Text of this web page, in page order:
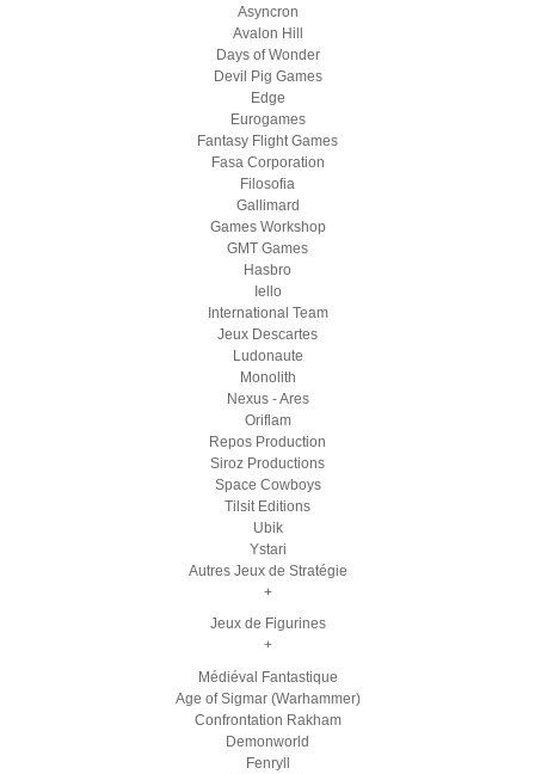
Asyncron
Avalon Hill
Days of Wonder
Devil Pig Games
Edge
Eurogames
Fantasy Flight Games
Fasa Corporation
Filosofia
Gallimard
Games Workshop
GMT Games
Hasbro
Iello
International Team
Jeux Descartes
Ludonaute
Monolith
Nexus - Ares
Oriflam
Repos Production
Siroz Productions
Space Cowboys
Tilsit Editions
Ubik
Ystari
Autres Jeux de Stratégie
+
Jeux de Figurines
+
Médiéval Fantastique
Age of Sigmar (Warhammer)
Confrontation Rakham
Demonworld
Fenryll